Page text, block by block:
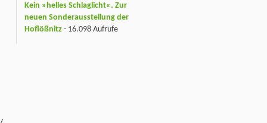
Kein »helles Schlaglicht«. Zur
neuen Sonderausstellung der
Hoflößnitz - 16.098 Aufrufe